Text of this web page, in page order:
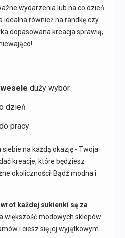
wydarzenia lub na co dzień.
idealna również na randkę czy
dopasowana kreacja sprawią,
duży wybór
dzień
pracy
na każdą okazję - Twoja
kreacje, które będziesz
okoliczności! Bądź modna i
każdej sukienki są za
większość modowych sklepów
i ciesz się jej wyjątkowym